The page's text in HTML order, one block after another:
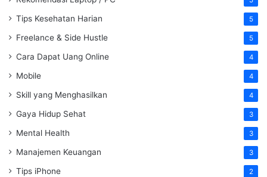
Tips Kesehatan Harian 5
Freelance & Side Hustle 5
Cara Dapat Uang Online 4
Mobile 4
Skill yang Menghasilkan 4
Gaya Hidup Sehat 3
Mental Health 3
Manajemen Keuangan 3
Tips iPhone 2